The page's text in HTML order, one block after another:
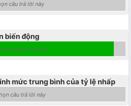
câu trả lời này
biến động
câu trả lời này
mức trung bình của tỷ lệ nhấp
câu trả lời này